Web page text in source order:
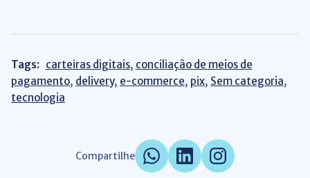
Tags: carteiras digitais, conciliação de meios de
pagamento, delivery, e-commerce, pix, Sem categoria,
tecnologia
Compartilhe